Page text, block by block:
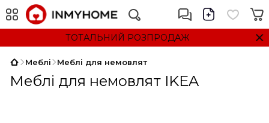
ТОТАЛЬНИЙ РОЗПРОДАЖ
Меблі Меблі для немовлят
Меблі для немовлят IKEA